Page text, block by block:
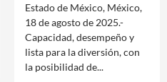
Estado de México, México,
18 de agosto de 2025.-
Capacidad, desempeño y
lista para la diversión, con
la posibilidad de...